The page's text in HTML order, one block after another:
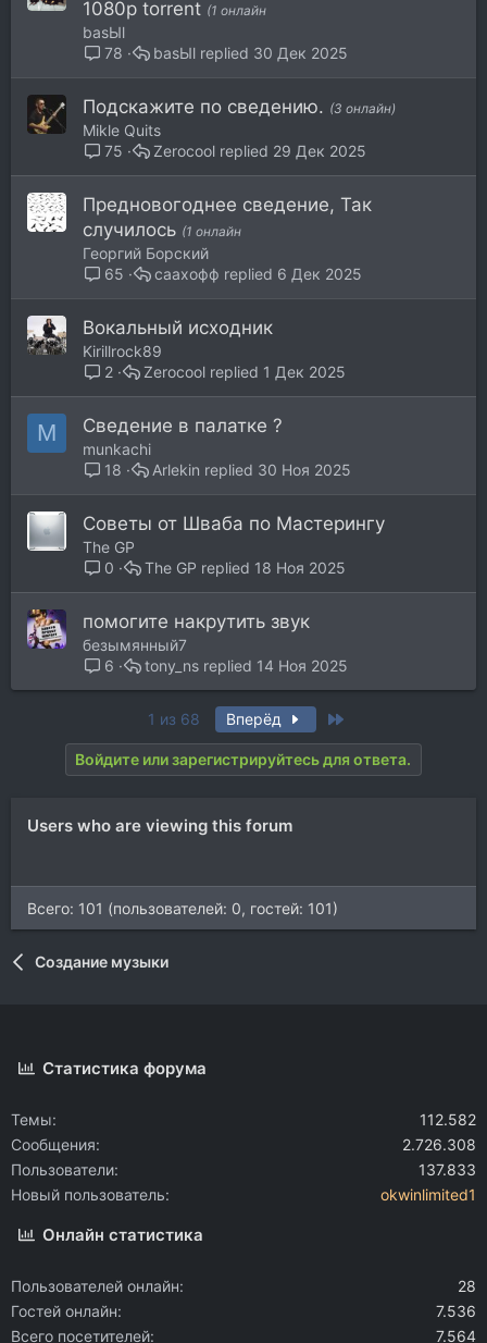
1080p torrent (1 онлайн
basЫl
78
30 Дек 2025
basЫl
Подскажите по сведению. (3 онлайн)
Mikle Quits
75
29 Дек 2025
Zerocool
Предновогоднее сведение, Так
случилось (1 онлайн
Георгий Борский
65
6 Дек 2025
саахофф
Вокальный исходник
Kirillrock89
2
1 Дек 2025
Zerocool
M Сведение в палатке ?
munkachi
18
30 Ноя 2025
Arlekin
Советы от Шваба по Мастерингу
The GP
0
18 Ноя 2025
The GP
помогите накрутить звук
безымянный7
6
14 Ноя 2025
tony_ns
1 из 68 Вперёд
Войдите или зарегистрируйтесь для ответа.
Users who are viewing this forum
Всего: 101 (пользователей: 0, гостей: 101)
Создание музыки
Статистика форума
Темы
112.582
Сообщения
2.726.308
Пользователи
137.833
Новый пользователь
okwinlimited1
Онлайн статистика
Пользователей онлайн
28
Гостей онлайн
7.536
Всего посетителей
7.564